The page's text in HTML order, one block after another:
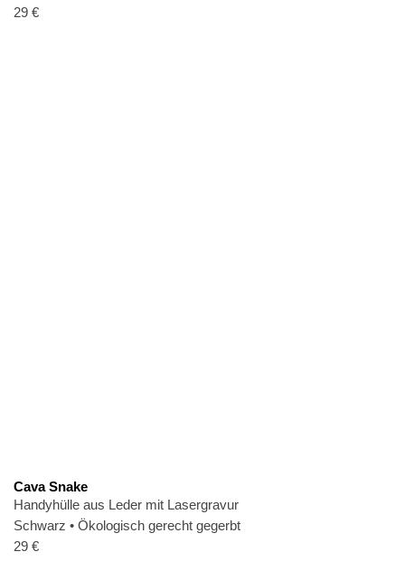
29 €
Cava Snake
Handyhülle aus Leder mit Lasergravur
Schwarz • Ökologisch gerecht gegerbt
29 €